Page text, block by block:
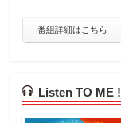
番組詳細はこちら
Listen TO ME !